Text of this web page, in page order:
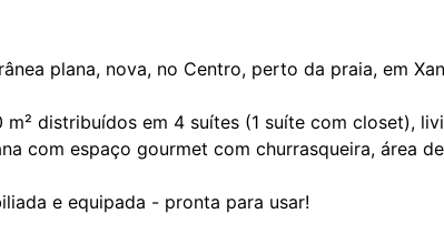
plana, nova, no Centro, perto da praia, em
m² distribuídos em 4 suítes (1 suíte com closet),
com espaço gourmet com churrasqueira, área
e equipada - pronta para usar!